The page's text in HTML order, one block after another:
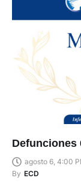
Defunciones
agosto 6, 4:00
By ECD